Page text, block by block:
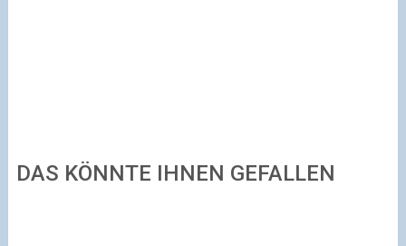
DAS KÖNNTE IHNEN GEFALLEN